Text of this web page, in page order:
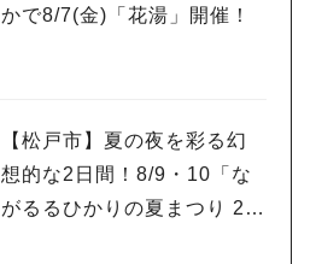
かで8/7(金)「花湯」開催！
【松戸市】夏の夜を彩る幻
想的な2日間！8/9・10「な
がるるひかりの夏まつり 20